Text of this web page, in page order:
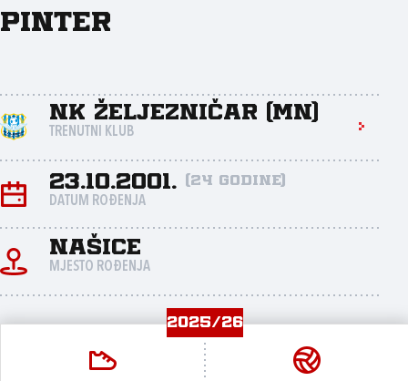
Pinter
NK Željezničar (MN)
TRENUTNI KLUB
23.10.2001. (24 godine)
DATUM ROĐENJA
Našice
MJESTO ROĐENJA
2025/26